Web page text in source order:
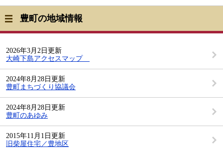
豊町の地域情報
2026年3月2日更新
大崎下島アクセスマップ
2024年8月28日更新
豊町まちづくり協議会
2024年8月28日更新
豊町のあゆみ
2015年11月1日更新
旧柴屋住宅／豊地区